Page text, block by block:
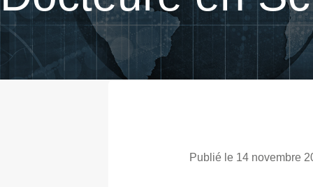
Publié le 14 novembre